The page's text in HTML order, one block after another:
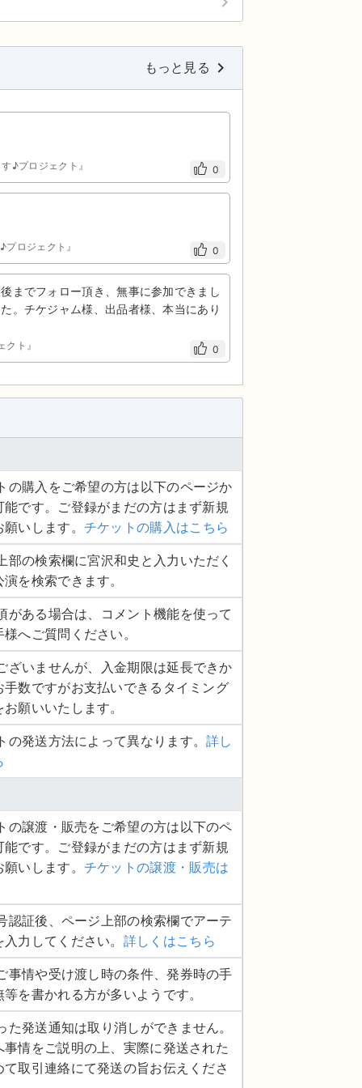
もっと見る keyboard_arrow_right
♪プロジェクト』 0
ロジェクト』 0
までフォロー頂き、無事に参加できまし
。チケジャム様、出品者様、本当にあり
ト』 0
の購入をご希望の方は以下のページか
能です。ご登録がまだの方はまず新規
いします。 チケットの購入はこちら
部の検索欄に宮沢和史と入力いただく
を検索できます。
がある場合は、コメント機能を使って
へご質問ください。
ざいませんが、入金期限は延長できか
手数ですがお支払いできるタイミング
願いいたします。
の発送方法によって異なります。詳し
の譲渡・販売をご希望の方は以下のペ
能です。ご登録がまだの方はまず新規
いします。 チケットの譲渡・販売は
認証後、ページ上部の検索欄でアーテ
力してください。 詳しくはこちら
事情や受け渡し時の条件、発券時の手
を書かれる方が多いようです。
た発送通知は取り消しができません。
事情をご説明の上、実際に発送された
て取引連絡にて発送の旨お伝えくださ